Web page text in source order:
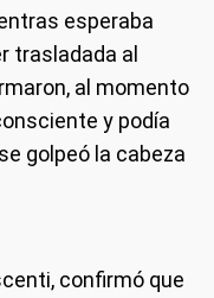
esperaba
trasladada al
al momento
y podía
golpeó la cabeza
confirmó que